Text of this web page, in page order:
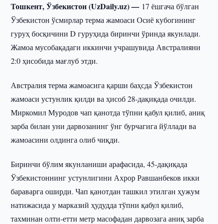
Тошкент, Ўзбекистон (UzDaily.uz) — 17 ёшгача бўлган
Ўзбекистон ўсмирлар терма жамоаси Осиё кубогининг
гуруҳ босқичини D гуруҳида биринчи ўринда якунлади.
Жамоа мусобақадаги иккинчи учрашувида Австралияни
2:0 ҳисобида мағлуб этди.
Австралия терма жамоасига қарши баҳсда Ўзбекистон
жамоаси устунлик қилди ва ҳисоб 28-дақиқада очилди.
Миркомил Муродов чап қанотда тўпни қабул қилиб, аниқ
зарба билан уни дарвозанинг ўнг бурчагига йўллади ва
жамоасини олдинга олиб чиқди.
Биринчи бўлим якунланиши арафасида, 45-дақиқада
Ўзбекистоннинг устунлигини Ахрор Равшанбеков икки
бараварга оширди. Чап қанотдан ташкил этилган ҳужум
натижасида у марказий ҳудудда тўпни қабул қилиб,
тахминан олти-етти метр масофадан дарвозага аниқ зарба